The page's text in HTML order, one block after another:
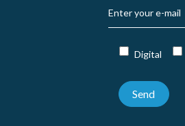
Digital